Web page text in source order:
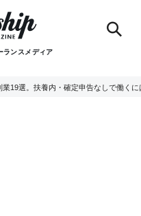
ランスメディア
19選。扶養内・確定申告なしで働くに